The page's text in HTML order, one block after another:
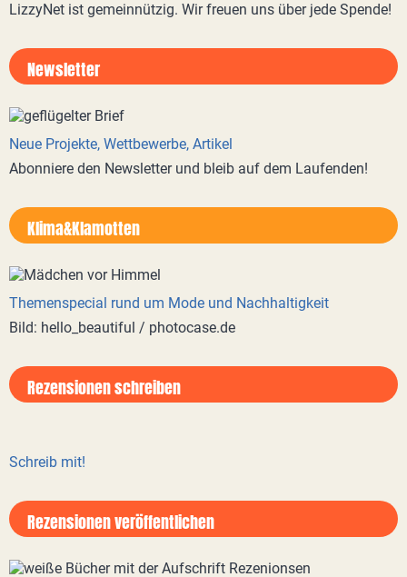
LizzyNet ist gemeinnützig. Wir freuen uns über jede Spende!
Newsletter
Neue Projekte, Wettbewerbe, Artikel
Abonniere den Newsletter und bleib auf dem Laufenden!
Klima&Klamotten
Themenspecial rund um Mode und Nachhaltigkeit
Bild: hello_beautiful / photocase.de
Rezensionen schreiben
Schreib mit!
Rezensionen veröffentlichen